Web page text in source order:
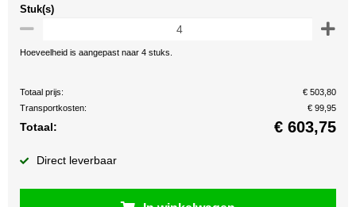
Stuk(s)
Hoeveelheid is aangepast naar 4 stuks.
Totaal prijs:
€ 503,80
Transportkosten:
€ 99,95
Totaal: € 603,75
Direct leverbaar